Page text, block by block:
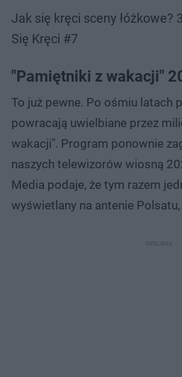
Jak się kręci sceny łóżkowe?
Się Kręci #7
"Pamiętniki z wakacji"
To już pewne. Po ośmiu latach
powracają uwielbiane przez
wakacji". Program ponownie
naszych telewizorów wiosną
Media podaje, że tym razem
wyświetlany na antenie